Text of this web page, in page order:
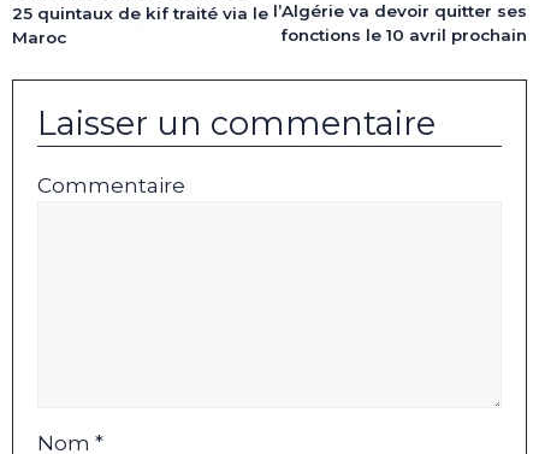
25 quintaux de kif traité via le
Maroc
l’Algérie va devoir quitter ses
fonctions le 10 avril prochain
Laisser un commentaire
Commentaire
Nom *